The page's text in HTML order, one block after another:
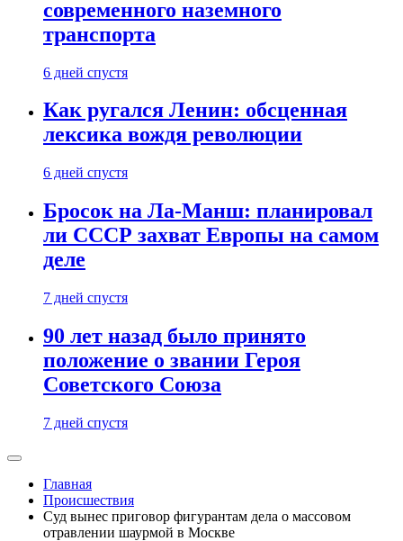
современного наземного
транспорта
6 дней спустя
Как ругался Ленин: обсценная
лексика вождя революции
6 дней спустя
Бросок на Ла-Манш: планировал
ли СССР захват Европы на самом
деле
7 дней спустя
90 лет назад было принято
положение о звании Героя
Советского Союза
7 дней спустя
Главная
Происшествия
Суд вынес приговор фигурантам дела о массовом
отравлении шаурмой в Москве